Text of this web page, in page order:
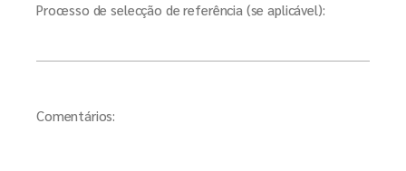
Processo de selecção de referência (se aplicável):
Comentários: